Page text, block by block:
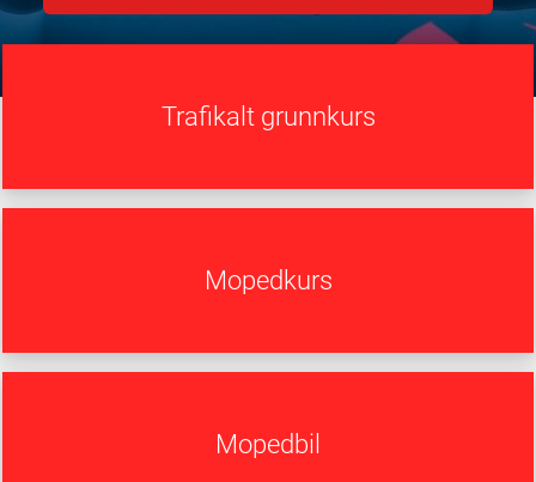
Trafikalt grunnkurs
Mopedkurs
Mopedbil